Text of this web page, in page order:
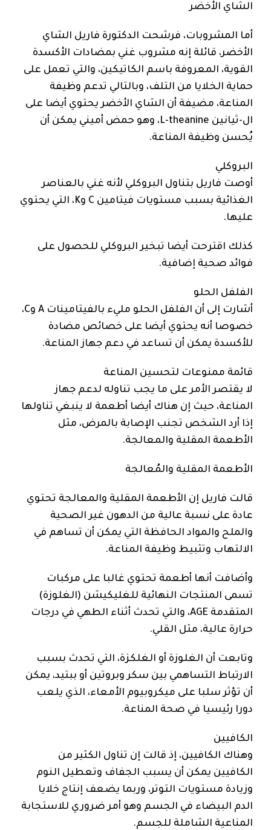
الشاي الأخضر
أما المشروبات، فرشحت الدكتورة فاريل الشاي
الأخضر، قائلة إنه مشروب غني بمضادات الأكسدة
القوية، المعروفة باسم الكاتيكين، والتي تعمل على
حماية الخلايا من التلف، وبالتالي تدعم وظيفة
المناعة، مضيفة أن الشاي الأخضر يحتوي أيضا على
ال-ثيانين L-theanine، وهو حمض أميني يمكن أن
يُحسن وظيفة المناعة.
البروكلي
أوصت فاريل بتناول البروكلي لأنه غني بالعناصر
الغذائية بسبب مستويات فيتامين C وK، التي يحتوي
عليها.
كذلك اقترحت أيضا تبخير البروكلي للحصول على
فوائد صحية إضافية.
الفلفل الحلو
أشارت إلى أن الفلفل الحلو مليء بالفيتامينات A وC،
خصوصا أنه يحتوي أيضا على خصائص مضادة
للأكسدة يمكن أن تساعد في دعم جهاز المناعة.
قائمة ممنوعات لتحسين المناعة
لا يقتصر الأمر على ما يجب تناوله لدعم جهاز
المناعة، حيث إن هناك أيضا أطعمة لا ينبغي تناولها
إذا أرد الشخص تجنب الإصابة بالمرض، مثل
الأطعمة المقلية والمعالجة.
الأطعمة المقلية والمُعالجة
قالت فاريل إن الأطعمة المقلية والمعالجة تحتوي
عادة على نسبة عالية من الدهون غير الصحية
والملح والمواد الحافظة التي يمكن أن تساهم في
الالتهاب وتثبيط وظيفة المناعة.
وأضافت أنها أطعمة تحتوي غالبا على مركبات
تسمى المنتجات النهائية للغليكيشن (الغلوزة)
المتقدمة AGE، والتي تحدث أثناء الطهي في درجات
حرارة عالية، مثل القلي.
وتابعت أن الغلوزة أو الغلكزة، التي تحدث بسبب
الارتباط التساهمي بين سكر وبروتين أو ببتيد، يمكن
أن تؤثر سلبا على ميكروبيوم الأمعاء، الذي يلعب
دورا رئيسيا في صحة المناعة.
الكافيين
وهناك الكافيين، إذ قالت إن تناول الكثير من
الكافيين يمكن أن يسبب الجفاف وتعطيل النوم
وزيادة مستويات التوتر، وربما يضعف إنتاج خلايا
الدم البيضاء في الجسم وهو أمر ضروري للاستجابة
المناعية الشاملة للجسم.